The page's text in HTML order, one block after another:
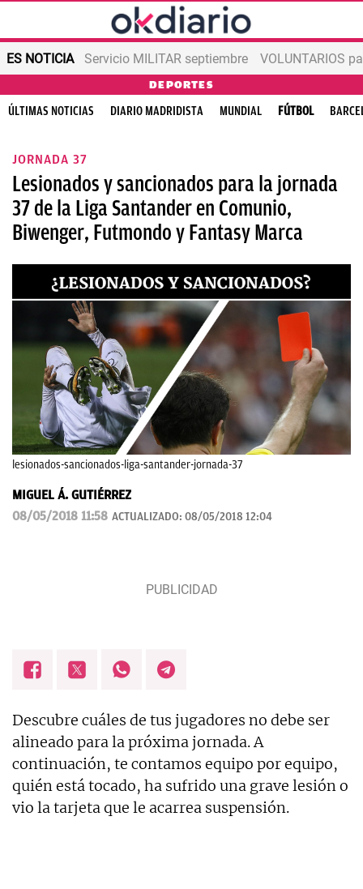
ES NOTICIA Servicio MILITAR septiembre VOLUNTARIOS
DEPORTES
ÚLTIMAS NOTICIAS DIARIO MADRIDISTA MUNDIAL FÚTBOL
JORNADA 37
Lesionados y sancionados para la jornada
37 de la Liga Santander en Comunio,
Biwenger, Futmondo y Fantasy Marca
lesionados-sancionados-liga-santander-jornada-37
MIGUEL Á. GUTIÉRREZ
08/05/2018 11:58 ACTUALIZADO: 08/05/2018 12:04
Descubre cuáles de tus jugadores no debe ser
alineado para la próxima jornada. A
continuación, te contamos equipo por equipo,
quién está tocado, ha sufrido una grave lesión o
vio la tarjeta que le acarrea suspensión.